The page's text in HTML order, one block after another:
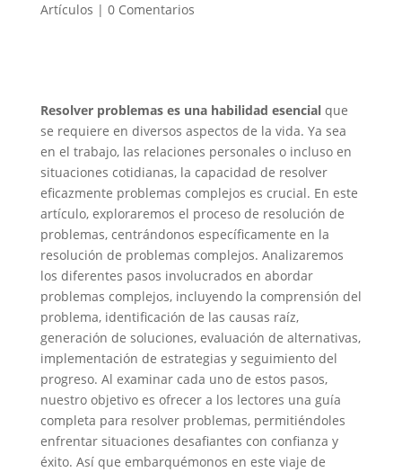
Artículos | 0 Comentarios
Resolver problemas es una habilidad esencialque
se requiere en diversos aspectos de la vida. Ya sea
en el trabajo, las relaciones personales o incluso en
situaciones cotidianas, la capacidad de resolver
eficazmente problemas complejos es crucial. En este
artículo, exploraremos el proceso de resolución de
problemas, centrándonos específicamente en la
resolución de problemas complejos. Analizaremos
los diferentes pasos involucrados en abordar
problemas complejos, incluyendo la comprensión del
problema, identificación de las causas raíz,
generación de soluciones, evaluación de alternativas,
implementación de estrategias y seguimiento del
progreso. Al examinar cada uno de estos pasos,
nuestro objetivo es ofrecer a los lectores una guía
completa para resolver problemas, permitiéndoles
enfrentar situaciones desafiantes con confianza y
éxito. Así que embarquémonos en este viaje de